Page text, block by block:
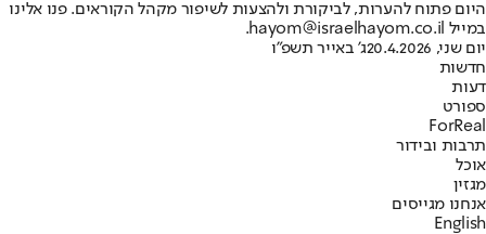
היום פתוח להערות, לביקורת ולהצעות לשיפור מקהל הקוראים. פנו אלינו
במייל hayom@israelhayom.co.il.
יום שני, 20.4.2026
ג' באייר תשפ"ו
חדשות
דעות
ספורט
ForReal
תרבות ובידור
אוכל
מגזין
אנחנו מגייסים
English